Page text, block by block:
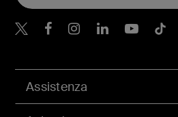
Assistenza
Belkin Twitter
BelkinBelkinBelkin